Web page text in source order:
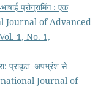
प्रोग्रामिंग : एक
Journal of Advanced
1, No. 1,
प्राकृत–अपभ्रंश से
Journal of